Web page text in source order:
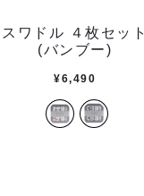
スワドル ４枚セット
(バンブー)
¥6,490